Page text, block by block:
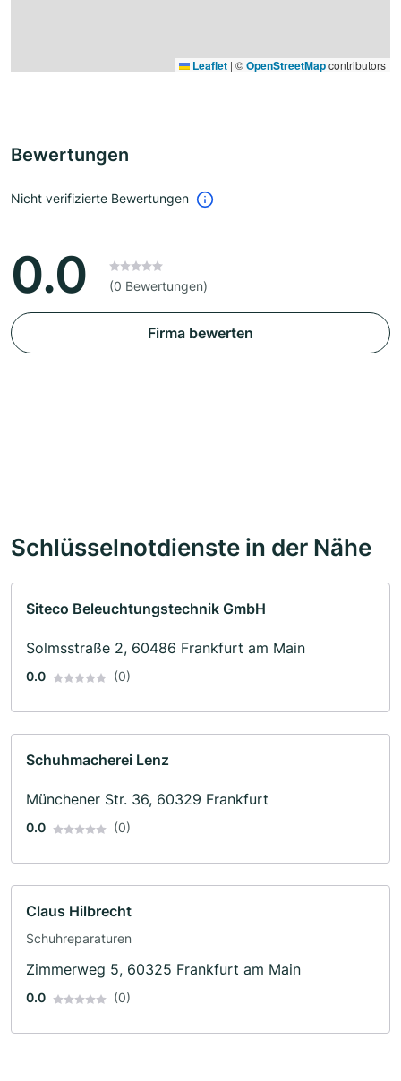
Leaflet | ©OpenStreetMapcontributors
Bewertungen
Nicht verifizierte Bewertungen
0.0 (0 Bewertungen)
Firma bewerten
Schlüsselnotdienste in der Nähe
Siteco Beleuchtungstechnik GmbH
Solmsstraße 2, 60486 Frankfurt am Main
0.0 (0)
Schuhmacherei Lenz
Münchener Str. 36, 60329 Frankfurt
0.0 (0)
Claus Hilbrecht
Schuhreparaturen
Zimmerweg 5, 60325 Frankfurt am Main
0.0 (0)